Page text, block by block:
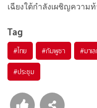
เฉียงใต้กำลังเผชิญความ
Tag
#ไทย #กัมพูชา #มาเ
#ประชุม